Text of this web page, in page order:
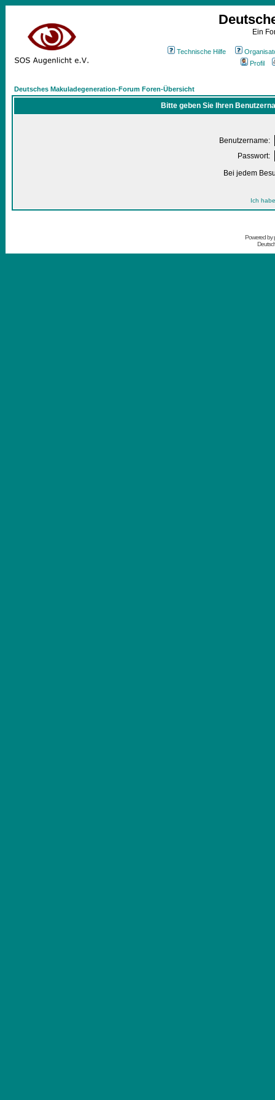
Ein
Technische Hilfe
Profil
Deutsches Makuladegeneration-Forum Foren-Übersicht
Bitte geben Sie Ihren
Benutzername:
Passwort:
Bei jedem
Ich
Powered by